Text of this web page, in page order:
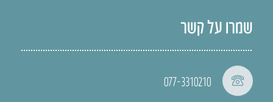
שמרו על קשר
077-3310210